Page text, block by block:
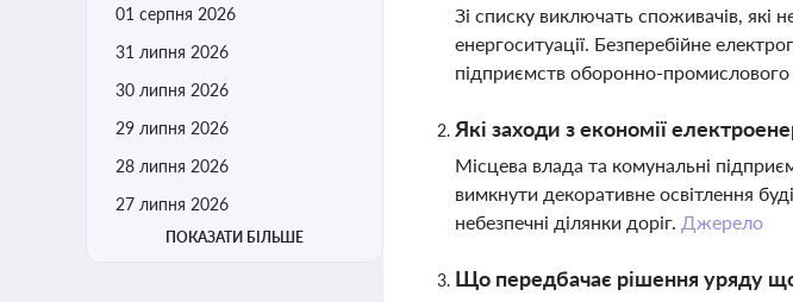
01 серпня 2026
31 липня 2026
30 липня 2026
29 липня 2026
28 липня 2026
27 липня 2026
ПОКАЗАТИ БІЛЬШЕ
Зі списку виключать споживачів, які
енергоситуації. Безперебійне
підприємств оборонно-промислового
Які заходи з економії
Місцева влада та комунальні
вимкнути декоративне освітлення
небезпечні ділянки доріг. Джерело
Що передбачає рішення уряду